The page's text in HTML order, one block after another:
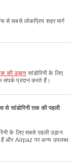
से सबसे लोकप्रिय शहर मार्ग
की उड़ान सांडोरिनी के लिए
संपर्क प्रदान करते हैं।
सांडोरिनी तक की पहली
और Airpaz पर अन्य उपलब्ध